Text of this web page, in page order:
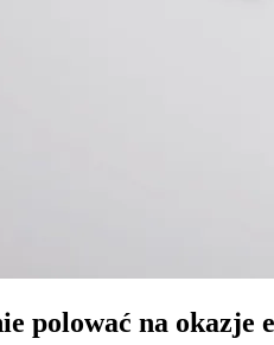
polować na okazje